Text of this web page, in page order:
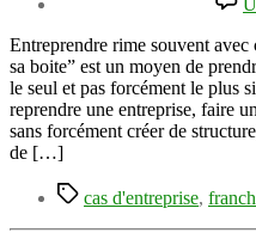
Entreprendre rime souvent avec
sa boite” est un moyen de
le seul et pas forcément le plus
reprendre une entreprise, faire
sans forcément créer de
de […]
Étiquettes
cas d'entreprise,